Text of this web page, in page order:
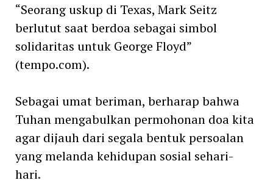
“Seorang uskup di Texas, Mark Seitz
berlutut saat berdoa sebagai simbol
solidaritas untuk George Floyd”
(tempo.com).
Sebagai umat beriman, berharap bahwa
Tuhan mengabulkan permohonan doa kita
agar dijauh dari segala bentuk persoalan
yang melanda kehidupan sosial sehari-
hari.